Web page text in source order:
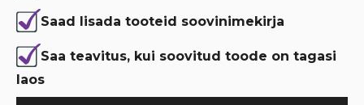
Saad lisada tooteid soovinimekirja
Saa teavitus, kui soovitud toode on tagasi
laos